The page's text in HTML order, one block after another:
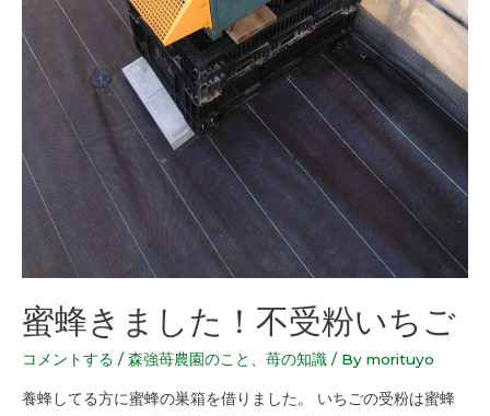
蜜蜂きました！不受粉いちご
コメントする / 森強苺農園のこと 、 苺の知識 / By morituyo
養蜂してる方に蜜蜂の巣箱を借りました。 いちごの受粉は蜜蜂